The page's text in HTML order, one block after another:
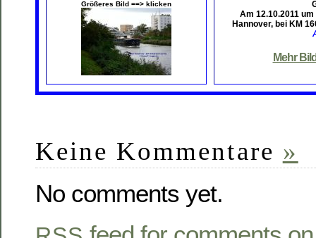
Größeres Bild ==> klicken
Am 12.10.2011
Hannover, bei KM
Mehr
Keine Kommentare »
No comments yet.